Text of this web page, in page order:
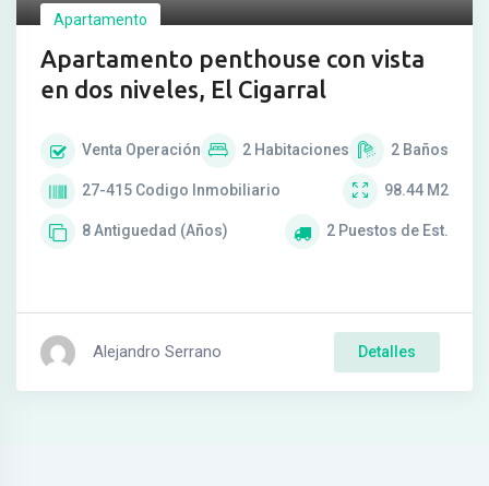
Apartamento
Apartamento penthouse con vista
en dos niveles, El Cigarral
Venta Operación 2 Habitaciones 2 Baños
27-415 Codigo Inmobiliario 98.44 M2
8Antiguedad (Años) 2 Puestos de Est.
Alejandro Serrano Detalles